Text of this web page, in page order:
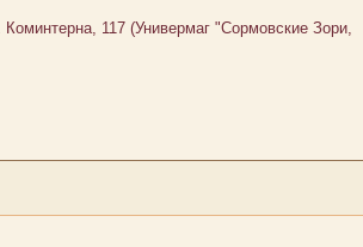
117 (Универмаг "Сормовские Зори,